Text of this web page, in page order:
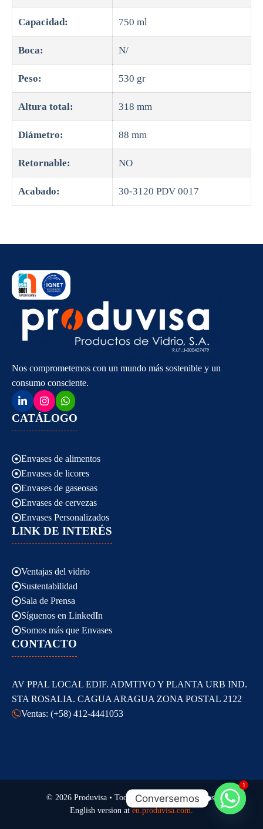
Capacidad: 750 ml
Boca: N/
Peso: 530 gr
Altura total: 318 mm
Diámetro: 88 mm
Retornable: NO
Acabado: 30-3120 PDV 0017
Nos comprometemos con un mundo más sostenible y un
consumo consciente.
CATÁLOGO
Envases de alimentos
Envases de licores
Envases de gaseosas
Envases de cervezas
Envases Personalizados
LINK DE INTERÉS
Ventajas del vidrio
Sustentabilidad
Sala de Prensa
Síguenos en LinkedIn
Somos más que Envases
CONTACTO
AV PPAL LOCAL EDIF. ADMTIVO Y PLANTA URB IND.
STA ROSALIA. CAGUA ARAGUA ZONA POSTAL 2122
Ventas: (+58) 412-4441053
© 2026 Produvisa • Todos los derechos reservados.
English version aten.produvisa.com.
1
Conversemos